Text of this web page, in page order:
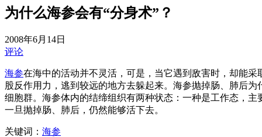
为什么海参会有“分身术”？
2008年6月14日
评论
海参在海中的活动并不灵活，可是，当它遇到敌害时，却能
股反作用力，逃到较远的地方去躲起来。海参抛掉肠、肺后
细胞群。海参体内的结缔组织有两种状态：一种是工作态，
一旦抛掉肠、肺后，仍然能够活下去。
关键词： 海参